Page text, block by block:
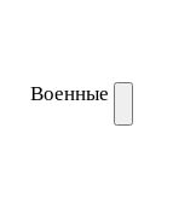
Военные